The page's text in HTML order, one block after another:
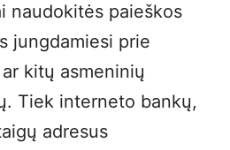
naudokitės paieškos
jungdamiesi prie
kitų asmeninių
Tiek interneto bankų,
adresus